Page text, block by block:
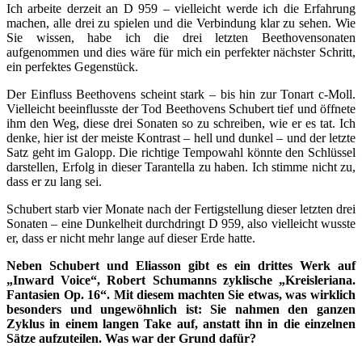
Ich arbeite derzeit an D 959 – vielleicht werde ich die Erfahrung
machen, alle drei zu spielen und die Verbindung klar zu sehen. Wie
Sie wissen, habe ich die drei letzten Beethovensonaten
aufgenommen und dies wäre für mich ein perfekter nächster Schritt,
ein perfektes Gegenstück.
Der Einfluss Beethovens scheint stark – bis hin zur Tonart c-Moll.
Vielleicht beeinflusste der Tod Beethovens Schubert tief und öffnete
ihm den Weg, diese drei Sonaten so zu schreiben, wie er es tat. Ich
denke, hier ist der meiste Kontrast – hell und dunkel – und der letzte
Satz geht im Galopp. Die richtige Tempowahl könnte den Schlüssel
darstellen, Erfolg in dieser Tarantella zu haben. Ich stimme nicht zu,
dass er zu lang sei.
Schubert starb vier Monate nach der Fertigstellung dieser letzten drei
Sonaten – eine Dunkelheit durchdringt D 959, also vielleicht wusste
er, dass er nicht mehr lange auf dieser Erde hatte.
Neben Schubert und Eliasson gibt es ein drittes Werk auf
„Inward Voice“, Robert Schumanns zyklische „Kreisleriana.
Fantasien Op. 16“. Mit diesem machten Sie etwas, was wirklich
besonders und ungewöhnlich ist: Sie nahmen den ganzen
Zyklus in einem langen Take auf, anstatt ihn in die einzelnen
Sätze aufzuteilen. Was war der Grund dafür?